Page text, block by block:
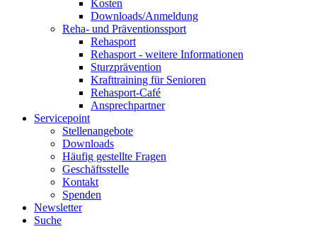
Kosten
Downloads/Anmeldung
Reha- und Präventionssport
Rehasport
Rehasport - weitere Informationen
Sturzprävention
Krafttraining für Senioren
Rehasport-Café
Ansprechpartner
Servicepoint
Stellenangebote
Downloads
Häufig gestellte Fragen
Geschäftsstelle
Kontakt
Spenden
Newsletter
Suche